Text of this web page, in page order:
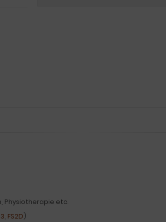
Physiotherapie etc.
, FS2D)